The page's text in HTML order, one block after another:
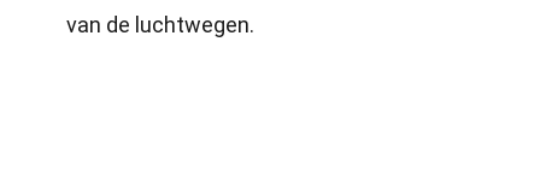
van de luchtwegen.